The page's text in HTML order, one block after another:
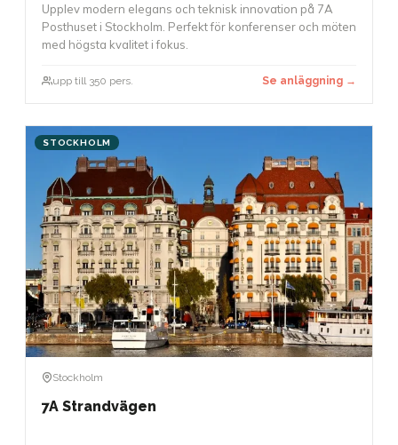
Upplev modern elegans och teknisk innovation på 7A
Posthuset i Stockholm. Perfekt för konferenser och möten
med högsta kvalitet i fokus.
upp till 350 pers. Se anläggning →
STOCKHOLM
Stockholm
7A Strandvägen